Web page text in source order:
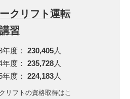
クリフト運転
習
度： 230,405人
度： 235,728人
度： 224,183人
リフトの資格取得はこ